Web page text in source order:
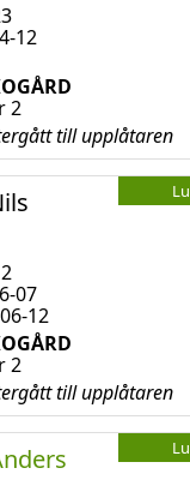
12
2
till upplåtaren
07
12
2
till upplåtaren